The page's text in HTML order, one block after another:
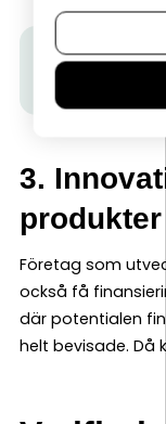
Tips från Almi:
3.
produkter
Företag som
också få
där potentialen
helt bevisade. Då
Om du vill